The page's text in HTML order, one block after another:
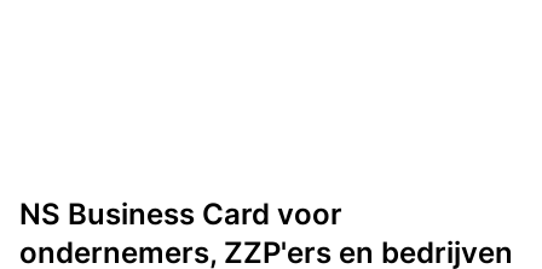
NS Business Card voor
ondernemers, ZZP'ers en bedrijven